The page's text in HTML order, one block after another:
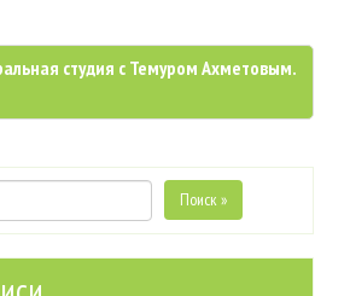
студия с Темуром Ахметовым.
Поиск »